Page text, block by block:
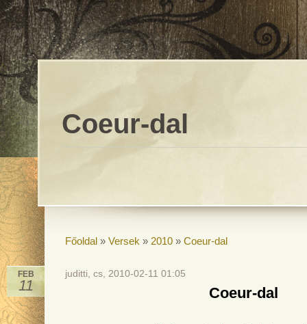
Coeur-dal
Főoldal » Versek » 2010 » Coeur-dal
FEB
11
juditti, cs, 2010-02-11 01:05
Coeur-dal